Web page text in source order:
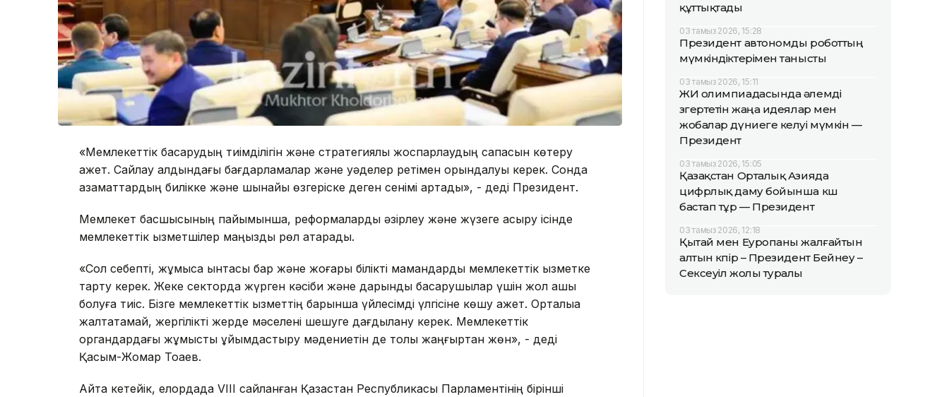
«Мемлекеттік басқарудың тиімділігін және стратегиялық жоспарлаудың сапасын көтеру
қажет. Сайлау алдындағы бағдарламалар және уәделер ретімен орындалуы керек. Сонда
азаматтардың билікке және шынайы өзгеріске деген сенімі артады», - деді Президент.
Мемлекет басшысының пайымынша, реформаларды әзірлеу және жүзеге асыру ісінде
мемлекеттік қызметшілер маңызды рөл атқарады.
«Сол себепті, жұмысқа ынтасы бар және жоғары білікті мамандарды мемлекеттік қызметке
тарту керек. Жеке секторда жүрген кәсіби және дарынды басқарушылар үшін жол ашық
болуға тиіс. Бізге мемлекеттік қызметтің барынша үйлесімді үлгісіне көшу қажет. Орталыққа
жалтақтамай, жергілікті жерде мәселені шешуге дағдылану керек. Мемлекеттік
органдардағы жұмысты ұйымдастыру мәдениетін де толық жаңғыртқан жөн», - деді
Қасым-Жомар Тоқаев.
Айта кетейік, елордада VIII сайланған Қазақстан Республикасы Парламентінің бірінші
құттықтады
03 тамыз 2026, 15:28
Президент автономды роботтың
мүмкіндіктерімен танысты
03 тамыз 2026, 15:11
ЖИ олимпиадасында әлемді
өзгертетін жаңа идеялар мен
жобалар дүниеге келуі мүмкін —
Президент
03 тамыз 2026, 15:05
Қазақстан Орталық Азияда
цифрлық даму бойынша көш
бастап тұр — Президент
03 тамыз 2026, 12:18
Қытай мен Еуропаны жалғайтын
алтын көпір – Президент Бейнеу –
Сексеуіл жолы туралы